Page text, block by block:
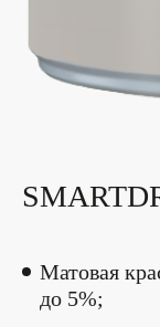
Матовая
до 5%;